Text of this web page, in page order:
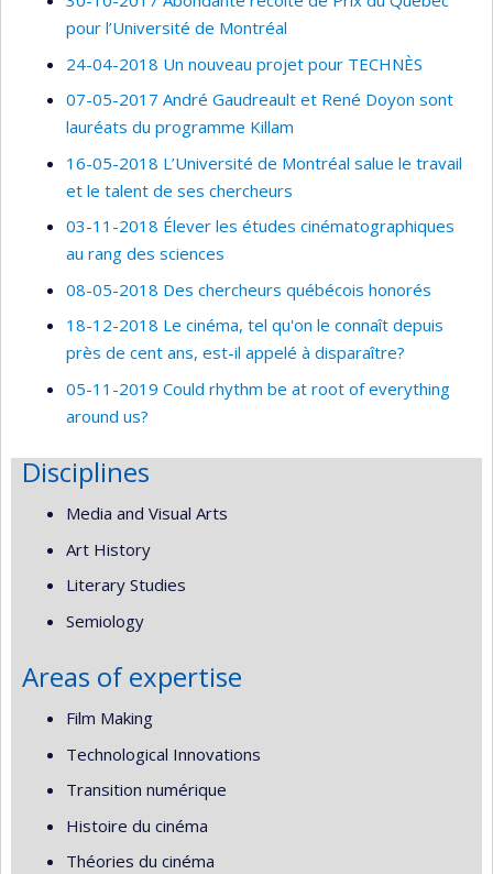
pour l’Université de Montréal
24-04-2018 Un nouveau projet pour TECHNÈS
07-05-2017 André Gaudreault et René Doyon sont
lauréats du programme Killam
16-05-2018 L’Université de Montréal salue le travail
et le talent de ses chercheurs
03-11-2018 Élever les études cinématographiques
au rang des sciences
08-05-2018 Des chercheurs québécois honorés
18-12-2018 Le cinéma, tel qu'on le connaît depuis
près de cent ans, est-il appelé à disparaître?
05-11-2019 Could rhythm be at root of everything
around us?
Disciplines
Media and Visual Arts
Art History
Literary Studies
Semiology
Areas of expertise
Film Making
Technological Innovations
Transition numérique
Histoire du cinéma
Théories du cinéma